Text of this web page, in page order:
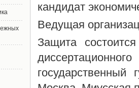
кандидат
Ведущая
Защита
государственный